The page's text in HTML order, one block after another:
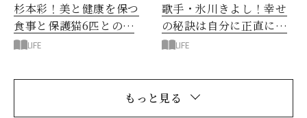
杉本彩！美と健康を保つ
食事と保護猫6匹との生
活 LIFE
歌手・氷川きよし！幸せ
の秘訣は自分に正直に生
きる事
LIFE
もっと見る